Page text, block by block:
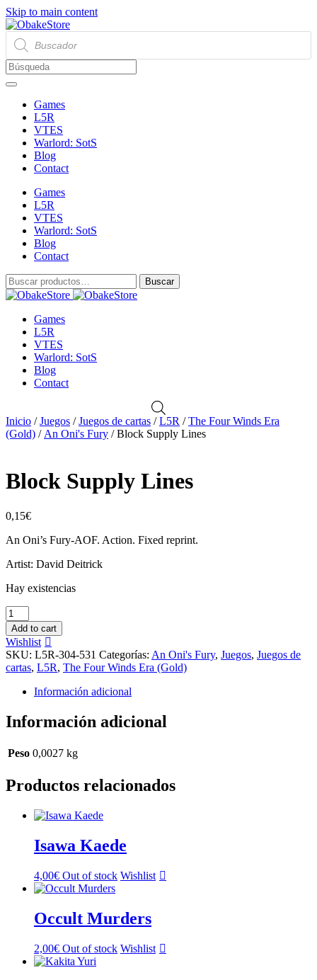
Skip to main content
Búsqueda
de
productos
Games
L5R
VTES
Warlord: SotS
Blog
Contact
Games
L5R
VTES
Warlord: SotS
Blog
Contact
Buscar
por:
Buscar
Games
L5R
VTES
Warlord: SotS
Blog
Contact
Inicio /Juegos /Juegos de cartas /L5R /The Four Winds Era
(Gold) / An Oni's Fury / Block Supply Lines
Block Supply Lines
0,15€
An Oni’s Fury-AOF. Action. Fixed reprint.
Artist: David Deitrick
Hay existencias
Block
Supply
Lines
cantidad
Add to cart
Wishlist
SKU: L5R-304-531 Categorías: An Oni's Fury, Juegos, Juegos de
cartas, L5R, The Four Winds Era (Gold)
Información adicional
Información adicional
Peso 0,0027 kg
Productos relacionados
Isawa Kaede
4,00€ Out of stock Wishlist
Occult Murders
2,00€ Out of stock Wishlist